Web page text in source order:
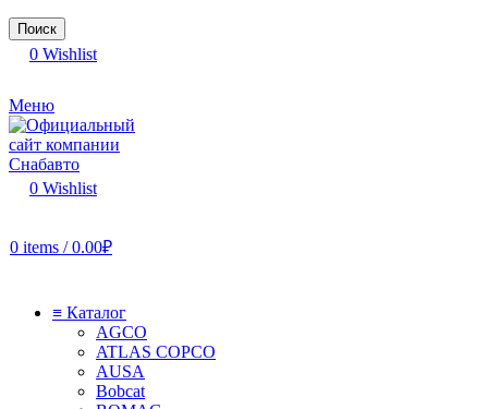
Поиск
0 Wishlist
Меню
0 Wishlist
0 items / 0.00₽
≡ Каталог
AGCO
ATLAS COPCO
AUSA
Bobcat